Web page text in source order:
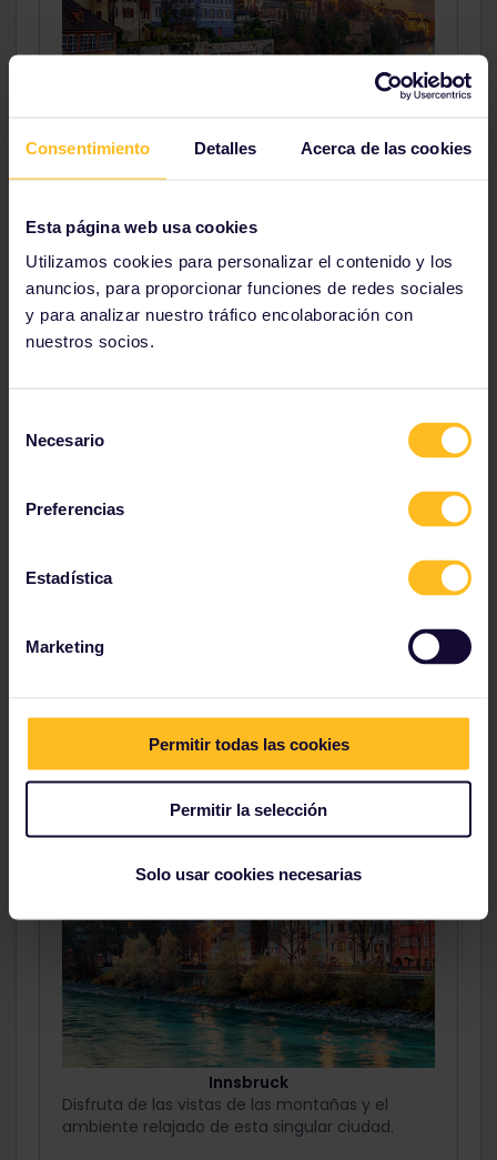
Consentimiento Detalles Acerca de las cookies
Esta página web usa cookies
Utilizamos cookies para personalizar el contenido y los
anuncios, para proporcionar funciones de redes sociales
y para analizar nuestro tráfico encolaboración con
nuestros socios.
Necesario
Preferencias
Estadística
Marketing
Permitir todas las cookies
Permitir la selección
Solo usar cookies necesarias
rebosante de riqueza cultural e histórica con
numerosas atracciones artísticas y un
ambiente muy agradable.
más animados del país, ofreciéndote una
Innsbruck
Disfruta de las vistas de las montañas y el
ambiente relajado de esta singular ciudad.